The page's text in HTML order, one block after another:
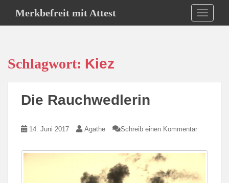
Merkbefreit mit Attest
Schlagwort: Kiez
Die Rauchwedlerin
14. Juni 2017 Agathe Schreib einen Kommentar